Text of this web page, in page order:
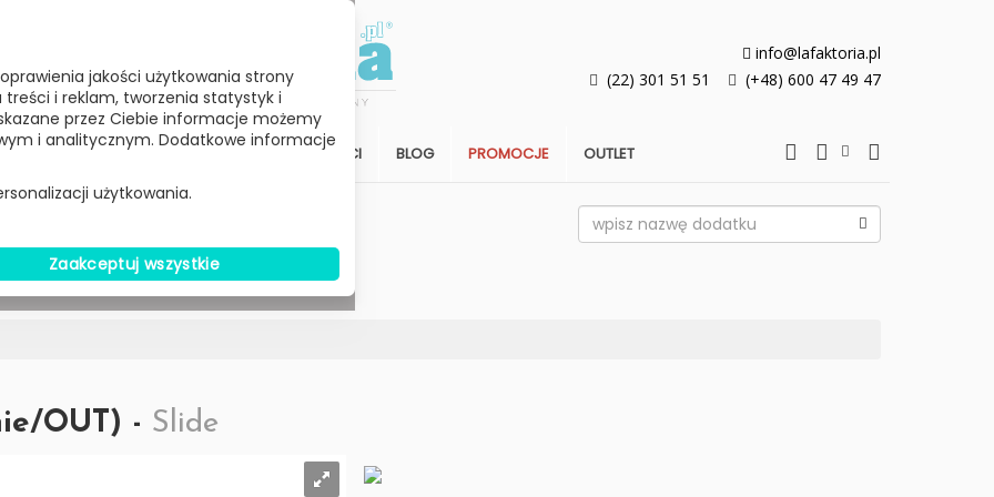
info@lafaktoria.pl
(22) 301 51 51
(+48) 600 47 49 47
STREFA KLIENTA ARCHITEKCI BLOG PROMOCJE OUTLET
W MAGAZYNIE
OUT) - Slide
jakości użytkowania strony
i reklam, tworzenia statystyk i
przez Ciebie informacje możemy
i analitycznym. Dodatkowe informacje
użytkowania.
Zaakceptuj wszystkie